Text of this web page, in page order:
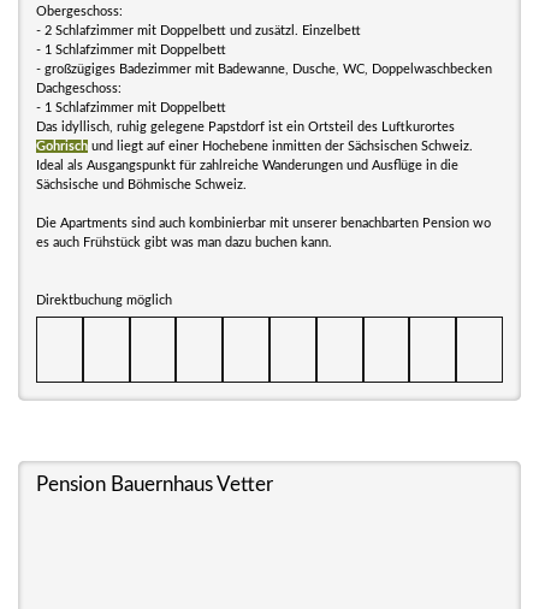
Obergeschoss:
- 2 Schlafzimmer mit Doppelbett und zusätzl. Einzelbett
- 1 Schlafzimmer mit Doppelbett
- großzügiges Badezimmer mit Badewanne, Dusche, WC, Doppelwaschbecken
Dachgeschoss:
- 1 Schlafzimmer mit Doppelbett
Das idyllisch, ruhig gelegene Papstdorf ist ein Ortsteil des Luftkurortes
Gohrisch und liegt auf einer Hochebene inmitten der Sächsischen Schweiz.
Ideal als Ausgangspunkt für zahlreiche Wanderungen und Ausflüge in die
Sächsische und Böhmische Schweiz.
Die Apartments sind auch kombinierbar mit unserer benachbarten Pension wo
es auch Frühstück gibt was man dazu buchen kann.
Direktbuchung möglich
Pension Bauernhaus Vetter